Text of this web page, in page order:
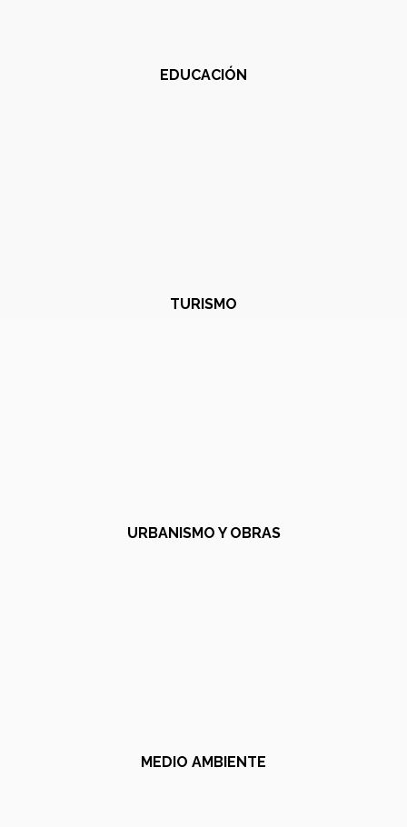
EDUCACIÓN
TURISMO
URBANISMO Y OBRAS
MEDIO AMBIENTE